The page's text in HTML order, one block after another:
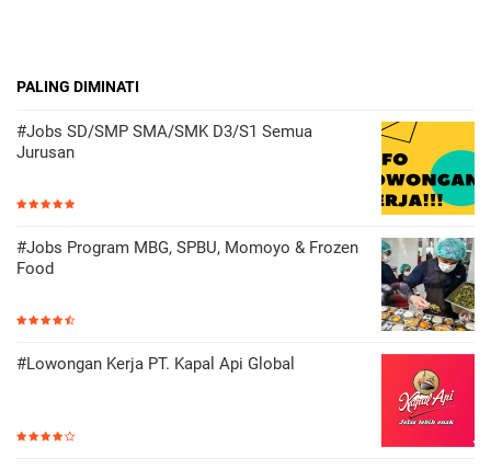
PALING DIMINATI
#Jobs SD/SMP SMA/SMK D3/S1 Semua
Jurusan
#Jobs Program MBG, SPBU, Momoyo & Frozen
Food
#Lowongan Kerja PT. Kapal Api Global